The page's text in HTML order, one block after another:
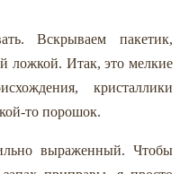
Вскрываем пакетик,
ложкой. Итак, это мелкие
кристаллики
то порошок.
выраженный. Чтобы